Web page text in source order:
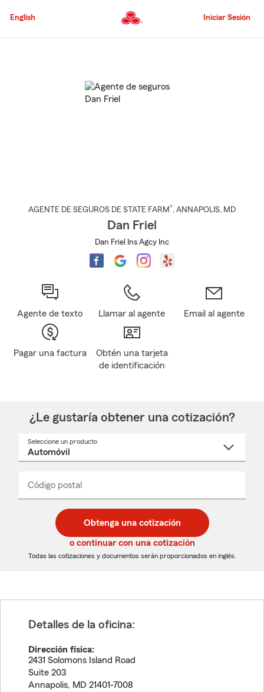
al
principal
English Iniciar Sesión
AGENTE DE SEGUROS DE STATE FARM®, ANNAPOLIS, MD
Dan Friel
Dan Friel Ins Agcy Inc
Agente de texto Llamar al agente Email al agente
Pagar una factura
Obtén una tarjeta
de identificación
¿Le gustaría obtener una cotización?
Seleccione un producto
desplegable
Código postal
de
5
dígitos
de
5
dígitos
_____
Obtenga una cotización
o continuar con una cotización
Todas las cotizaciones y documentos serán proporcionados en inglés.
Detalles de la oficina:
Dirección física:
2431 Solomons Island Road
Suite 203
Annapolis, MD 21401-7008